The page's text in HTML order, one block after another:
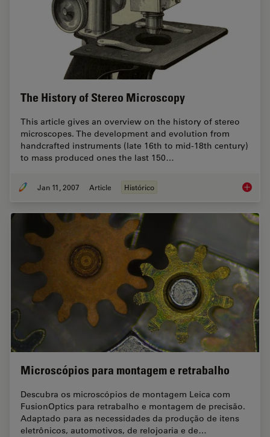
The History of Stereo Microscopy
This article gives an overview on the history of stereo
microscopes. The development and evolution from
handcrafted instruments (late 16th to mid-18th century)
to mass produced ones the last 150…
Jan 11, 2007 Article Histórico The
Microscópios para montagem e retrabalho
Descubra os microscópios de montagem Leica com
FusionOptics para retrabalho e montagem de precisão.
Adaptado para as necessidades da produção de itens
eletrônicos, automotivos, de relojoaria e de…